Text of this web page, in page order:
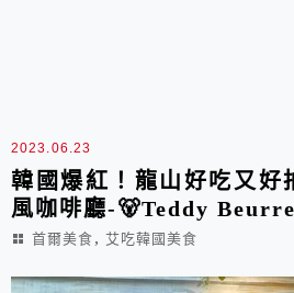
2023.06.23
韓國爆紅！龍山好吃又好
風咖啡廳-🐻Teddy
首爾美食 , 艾吃韓國美食